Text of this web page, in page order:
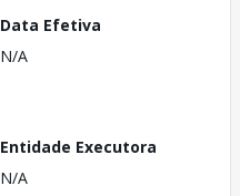
Data Efetiva
N/A
Entidade Executora
N/A